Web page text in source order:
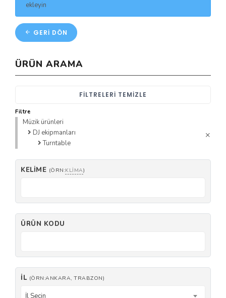
ekleyin
GERI DÖN
ÜRÜN ARAMA
FILTRELERI TEMIZLE
Filtre
Müzik ürünleri
DJ ekipmanları
Turntable
KELIME (ÖRN:KLIMA)
ÜRÜN KODU
İL (ÖRN:ANKARA, TRABZON)
İl Seçin